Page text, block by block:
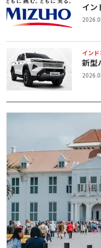
イン
イン
新型